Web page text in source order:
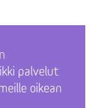
palvelut
oikean